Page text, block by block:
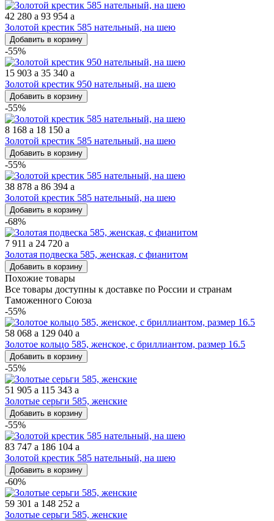
42 280 a 93 954 a
Золотой крестик 585 нательный, на шею
Добавить в корзину
-55%
15 903 a 35 340 a
Золотой крестик 950 нательный, на шею
Добавить в корзину
-55%
8 168 a 18 150 a
Золотой крестик 585 нательный, на шею
Добавить в корзину
-55%
38 878 a 86 394 a
Золотой крестик 585 нательный, на шею
Добавить в корзину
-68%
7 911 a 24 720 a
Золотая подвеска 585, женская, с фианитом
Добавить в корзину
Похожие товары
Все товары доступны к доставке по России и странам
Таможенного Союза
-55%
58 068 a 129 040 a
Золотое кольцо 585, женское, с бриллиантом, размер 16.5
Добавить в корзину
-55%
51 905 a 115 343 a
Золотые серьги 585, женские
Добавить в корзину
-55%
83 747 a 186 104 a
Золотой крестик 585 нательный, на шею
Добавить в корзину
-60%
59 301 a 148 252 a
Золотые серьги 585, женские